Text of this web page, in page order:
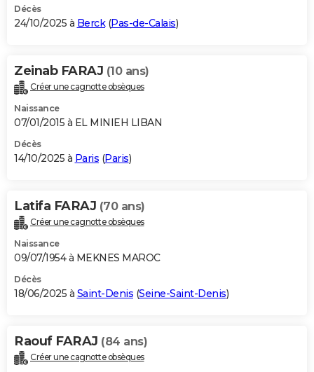
BONS PLANS
Carte de Noël
Carte Bonne année
Carte Saint-Valentin
Carte Pâques
Carte d'anniversaire
DICTIONNAIRE
Dictionnaire
Biographies
Citations
Expressions
Proverbes
PROGRAMME TV
S'inscrire
Se connecter
Lycées
Collèges
Primaires
Universités
Entreprises
Service militaire
Avis de recherche
AVIS DE DÉCÈS
Bricolage
Lifestyle
Culture
Sport
Auto
Television
Voyage
Cinema
Décès
24/10/2025 à Berck(Pas-de-Calais)
Zeinab FARAJ (10 ans)
Créer une cagnotte obsèques
Naissance
07/01/2015 à EL MINIEH LIBAN
Décès
14/10/2025 à Paris (Paris)
Latifa FARAJ (70 ans)
Créer une cagnotte obsèques
Naissance
09/07/1954 à MEKNES MAROC
Décès
18/06/2025 à Saint-Denis (Seine-Saint-Denis)
Raouf FARAJ (84 ans)
Créer une cagnotte obsèques